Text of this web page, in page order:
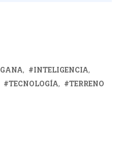
GANA
INTELIGENCIA
TECNOLOGÍA TERRENO